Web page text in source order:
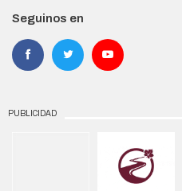
PUBLICIDAD
Seguinos en